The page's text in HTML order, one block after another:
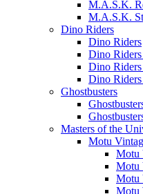
M.A.S.K.
M.A.S.K.
Dino Riders
Dino Riders
Dino
Dino
Dino
Ghostbusters
Masters of the
Motu
Motu
Motu
Motu
Motu